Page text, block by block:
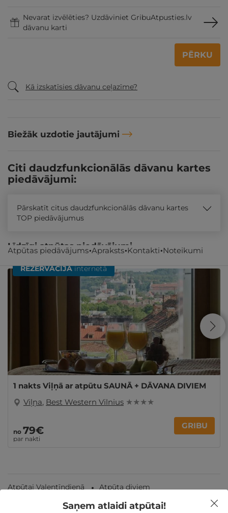
Nevarat izvēlēties? Uzdāviniet GribuAtpusties.lv
dāvanu karti
PĒRKU
Kā izskatīsies dāvanu ceļazīme?
Biežāk uzdotie jautājumi
Atpūtas piedāvājums Apraksts Kontakti Noteikumi
Citi daudzfunkcionālās dāvanu kartes
piedāvājumi:
Pārskatīt citus daudzfunkcionālās dāvanu kartes
TOP piedāvājumus
Līdzīgi atpūtas piedāvājumi
REZERVĀCIJAinternetā
1 nakts Viļņā ar atpūtu SAUNĀ + DĀVANA DIVIEM
Viļņa, Best Western Vilnius ★ ★ ★ ★
no 79€
par nakti
GRIBU
Atpūtai Valentīndienā Atpūta diviem
Saņem atlaidi atpūtai!